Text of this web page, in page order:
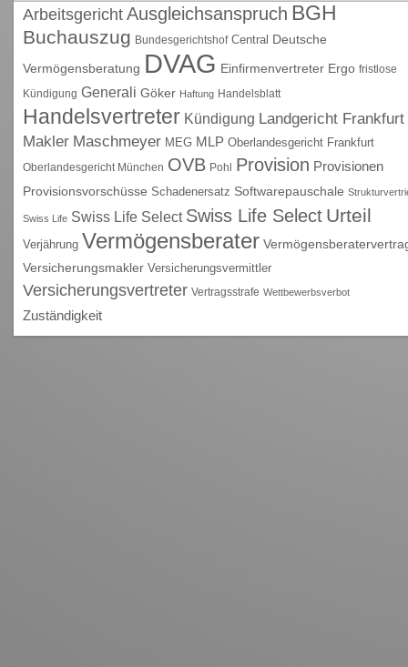
Arbeitsgericht Ausgleichsanspruch BGH
Buchauszug Bundesgerichtshof Central Deutsche
Vermögensberatung DVAG Einfirmenvertreter Ergo fristlose
Kündigung Generali Göker Haftung Handelsblatt
Handelsvertreter Kündigung Landgericht Frankfurt
Makler Maschmeyer MEG MLP Oberlandesgericht Frankfurt
Oberlandesgericht München OVB Pohl Provision Provisionen
Provisionsvorschüsse Schadenersatz Softwarepauschale
Swiss Life Swiss Life Select Swiss Life Select Urteil
Verjährung Vermögensberater
Versicherungsmakler Versicherungsvermittler
Versicherungsvertreter Vertragsstrafe Wettbewerbsverbot
Zuständigkeit